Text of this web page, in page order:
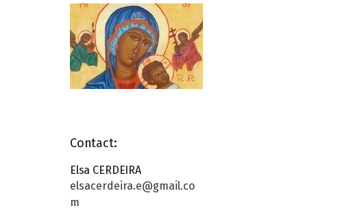
Contact:
Elsa CERDEIRA
elsacerdeira.e@gmail.co
m